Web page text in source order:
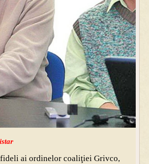
ai ordinelor coaliţiei Grivco,